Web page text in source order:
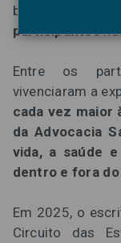
bem-estar
participantes
Entre os
vivenciaram a
cada vez maior
da Advocacia
vida, a saúde
dentro e fora
Em 2025, o
Circuito das